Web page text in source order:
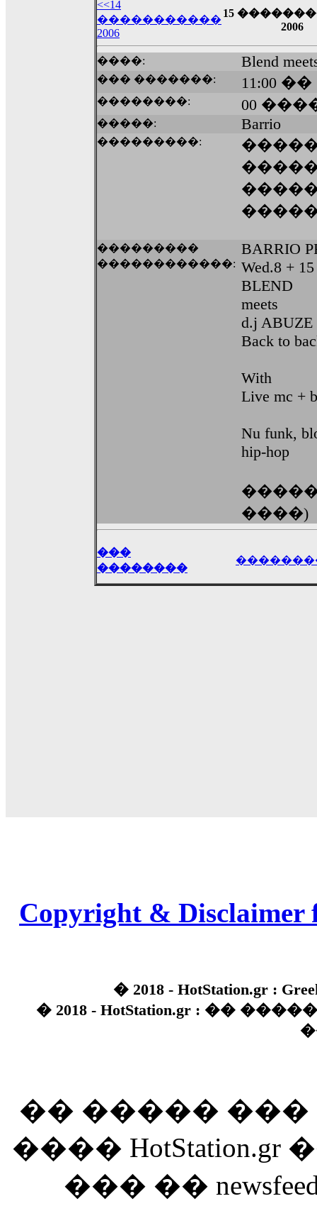
��� ��� ������ '������'...
Echo, ���� �� ������� ��
�������������� ��������!
������ �� �����.. "������" ���
��������� ����, ���������
����� ��������� ��
������! ��� ������ �� �����...
������� ���� ���� ������;
<<14
�����������
2006
15
2006
����: Blend
��� �������: 11:00 ��
��������: 00
�����: Barrio
���������:
���������
������������:
BARRIO
Wed.8 +
BLEND
meets
d.j ABUZE
Back to
With
Live mc +
Nu funk,
hip-hop
����)
���
��������
Copyright & Disclaimer
� 2018 - HotStation.gr :
� 2018 - HotStation.gr : ��
�� �����
����
��� ��